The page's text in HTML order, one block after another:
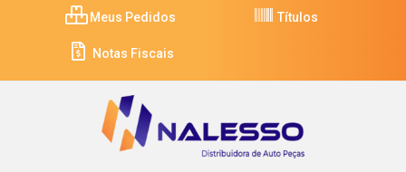
Meus Pedidos Títulos
Notas Fiscais